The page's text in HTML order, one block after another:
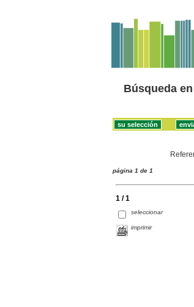
Búsqueda
página 1 de 1
1 / 1
seleccionar
imprimir